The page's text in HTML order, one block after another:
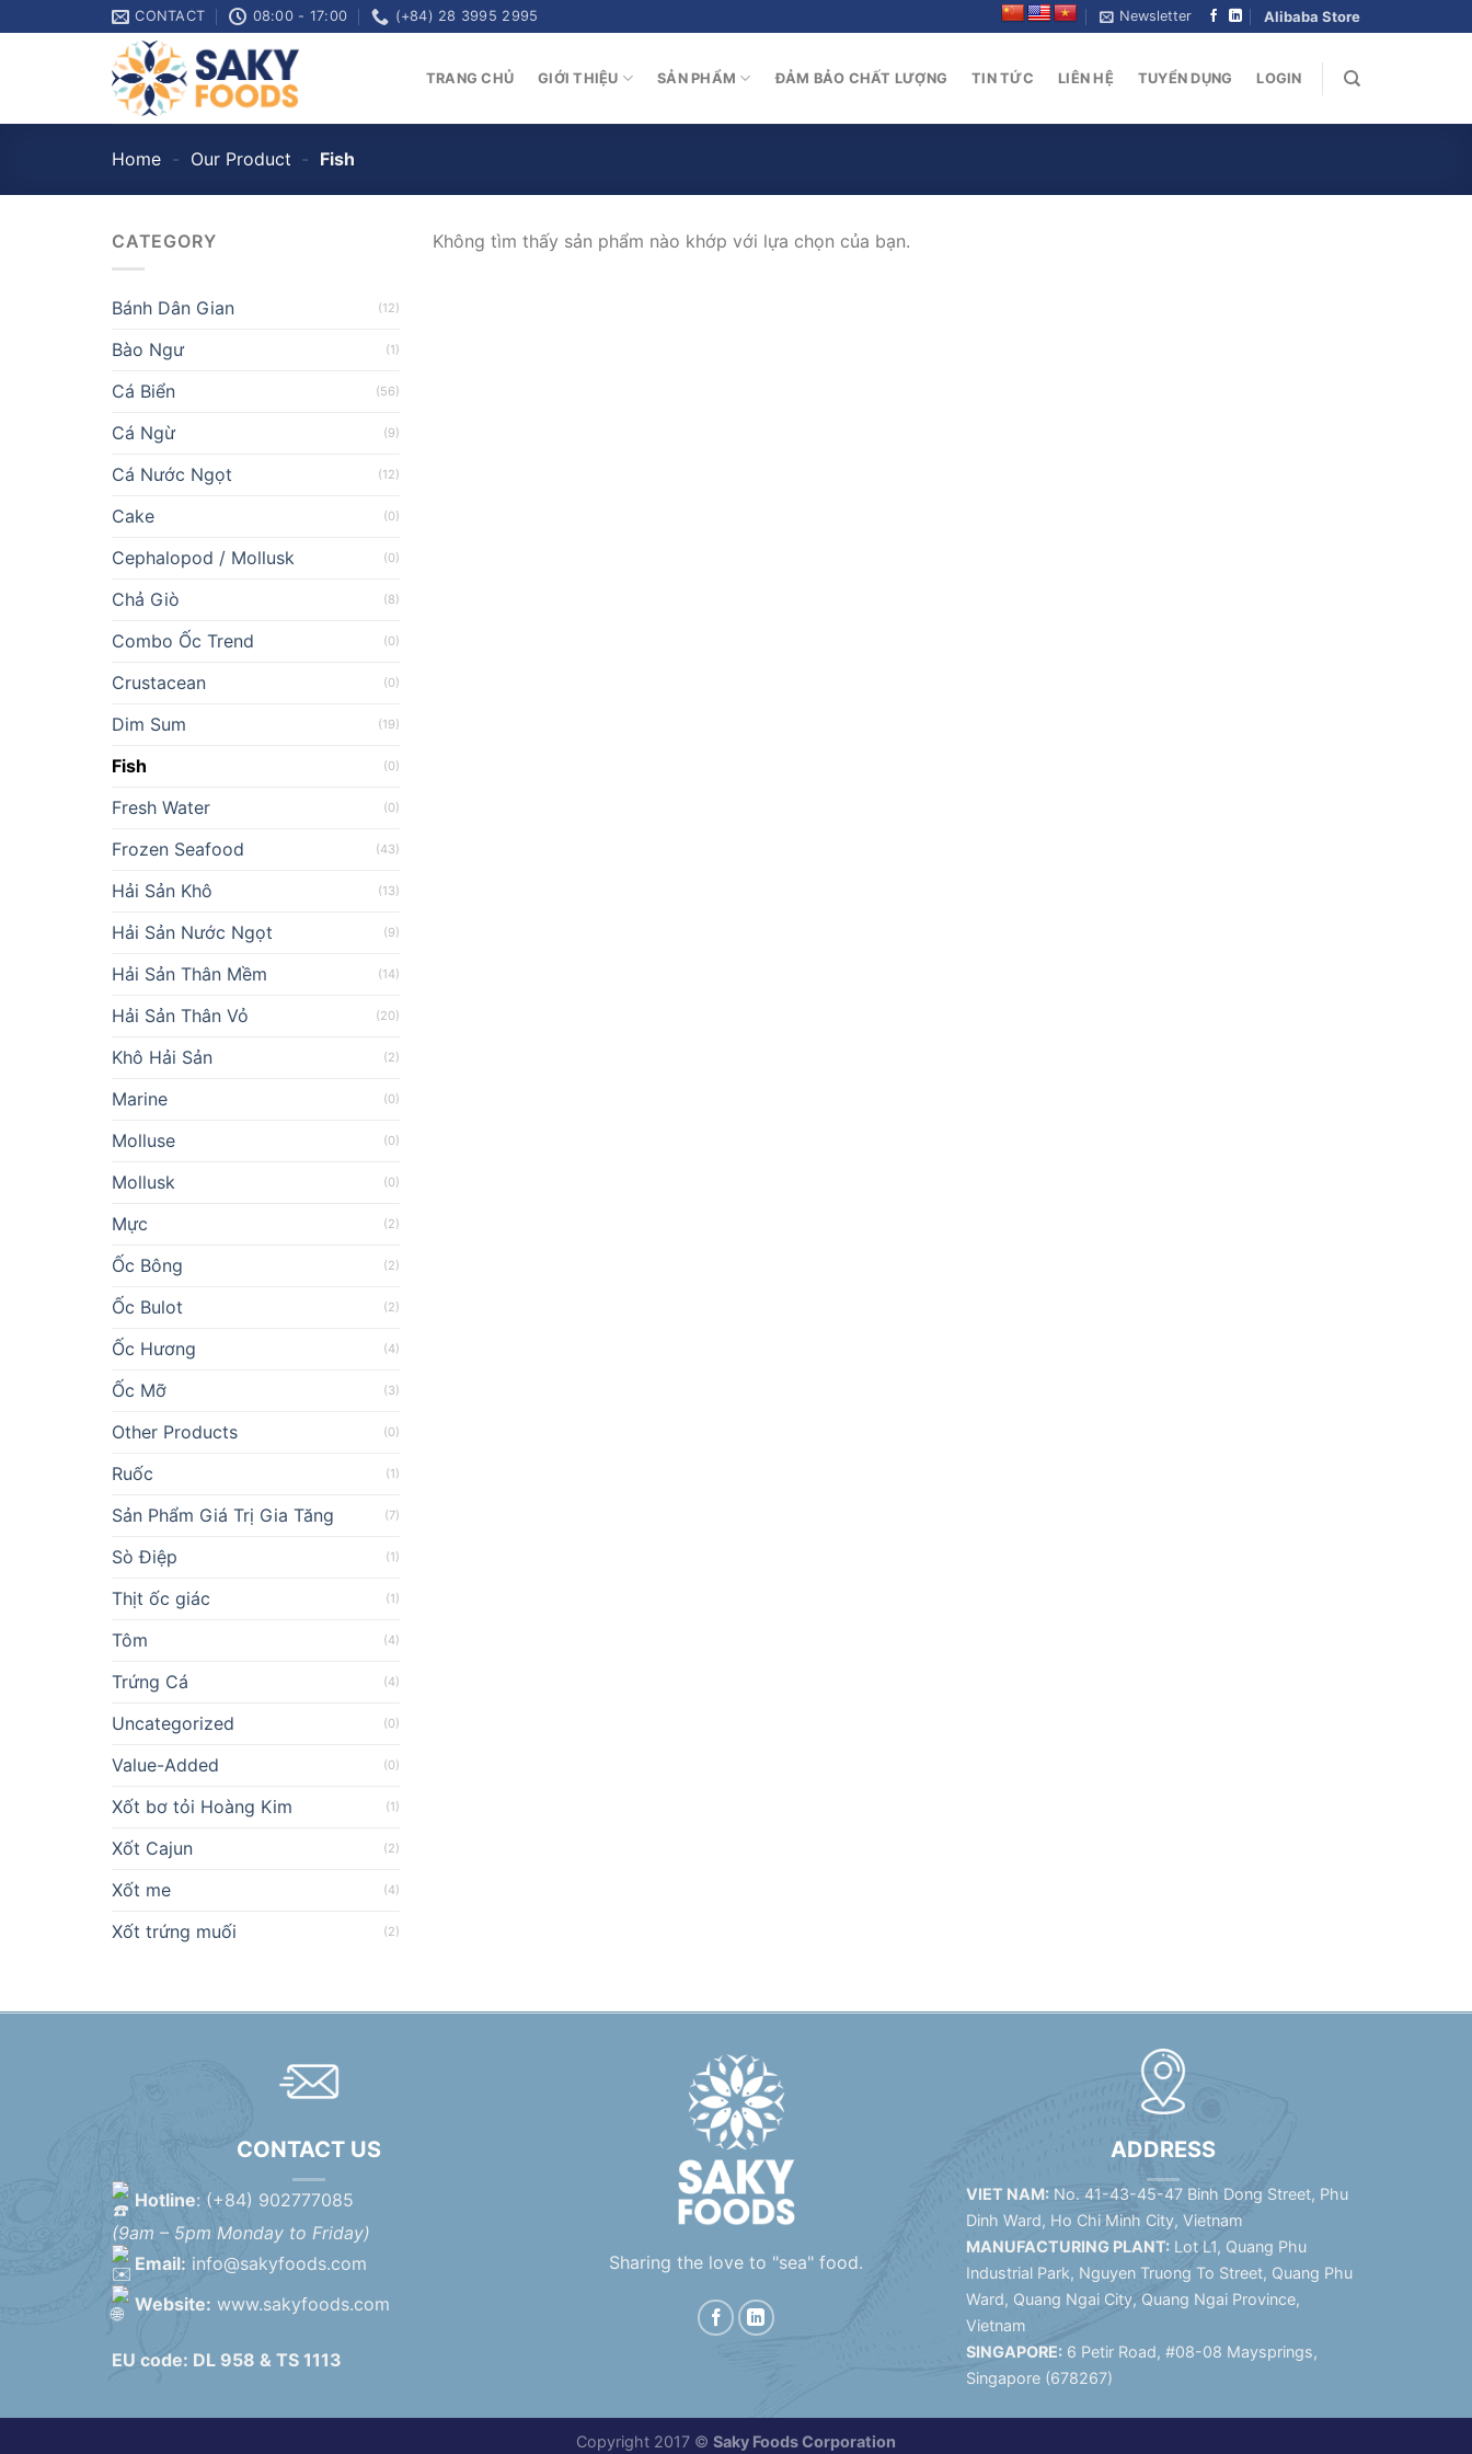
to
CONTACT 08:00 - 17:00 (+84) 28 3995 2995 Newsletter Alibaba Store
TRANG CHỦ GIỚI THIỆU SẢN PHẨM ĐẢM BẢO CHẤT LƯỢNG TIN TỨC LIÊN HỆ TUYỂN DỤNG LOGIN
Home - Our Product - Fish
CATEGORY
Bánh Dân Gian (12)
Bào Ngư (1)
Cá Biển (56)
Cá Ngừ (9)
Cá Nước Ngọt (12)
Cake (0)
Cephalopod / Mollusk (0)
Chả Giò (8)
Combo Ốc Trend (0)
Crustacean (0)
Dim Sum (19)
Fish (0)
Fresh Water (0)
Frozen Seafood (43)
Hải Sản Khô (13)
Hải Sản Nước Ngọt (9)
Hải Sản Thân Mềm (14)
Hải Sản Thân Vỏ (20)
Khô Hải Sản (2)
Marine (0)
Molluse (0)
Mollusk (0)
Mực (2)
Ốc Bông (2)
Ốc Bulot (2)
Ốc Hương (4)
Ốc Mỡ (3)
Other Products (0)
Ruốc (1)
Sản Phẩm Giá Trị Gia Tăng (7)
Sò Điệp (1)
Thịt ốc giác (1)
Tôm (4)
Trứng Cá (4)
Uncategorized (0)
Value-Added (0)
Xốt bơ tỏi Hoàng Kim (1)
Xốt Cajun (2)
Xốt me (4)
Xốt trứng muối (2)
Không tìm thấy sản phẩm nào khớp với lựa chọn của bạn.
CONTACT US
Hotline: (+84) 902777085
(9am – 5pm Monday to Friday)
Email: info@sakyfoods.com
Website: www.sakyfoods.com
EU code: DL 958 & TS 1113
Sharing the love to "sea" food.
ADDRESS
VIET NAM: No. 41-43-45-47 Binh Dong Street, Phu
Dinh Ward, Ho Chi Minh City, Vietnam
MANUFACTURING PLANT: Lot L1, Quang Phu
Industrial Park, Nguyen Truong To Street, Quang Phu
Ward, Quang Ngai City, Quang Ngai Province,
Vietnam
SINGAPORE: 6 Petir Road, #08-08 Maysprings,
Singapore (678267)
Copyright 2017 © Saky Foods Corporation